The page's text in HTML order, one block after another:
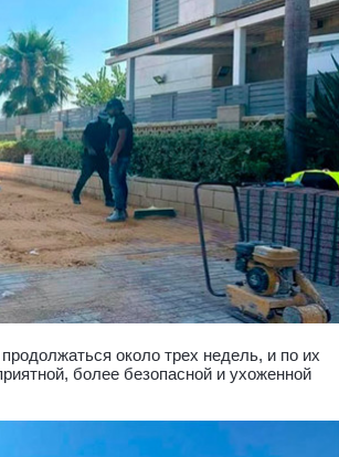
около трех недель, и по их
более безопасной и ухоженной